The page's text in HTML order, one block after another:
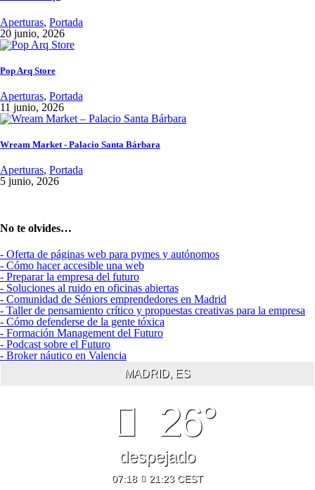
Aperturas, Portada
20 junio, 2026
Pop Arq Store
Aperturas, Portada
11 junio, 2026
Wream Market - Palacio Santa Bárbara
Aperturas, Portada
5 junio, 2026
No te olvides…
- Oferta de páginas web para pymes y autónomos
- Cómo hacer accesible una web
- Preparar la empresa del futuro
- Soluciones al ruido en oficinas abiertas
- Comunidad de Séniors emprendedores en Madrid
- Taller de pensamiento crítico y propuestas creativas para la empresa
- Cómo defenderse de la gente tóxica
- Formación Management del Futuro
- Podcast sobre el Futuro
- Broker náutico en Valencia
MADRID, ES
26°
despejado
07:18 21:23 CEST